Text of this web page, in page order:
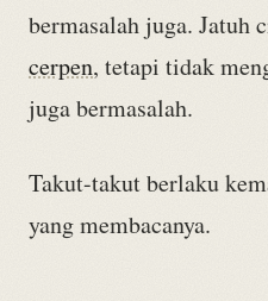
bermasalah juga. Jatuh
cerpen, tetapi tidak
juga bermasalah.
Takut-takut berlaku
yang membacanya.